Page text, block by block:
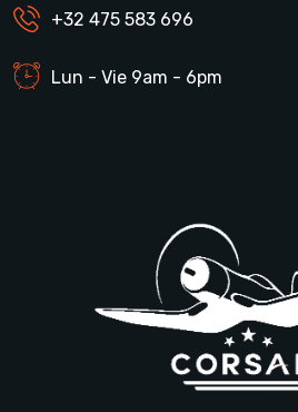
+32 475 583 696
Lun - Vie 9am - 6pm